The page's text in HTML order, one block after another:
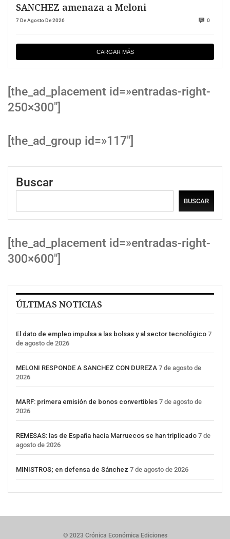
SANCHEZ amenaza a Meloni
7 De Agosto De 2026 0
CARGAR MÁS
[the_ad_placement id=»entradas-right-
250×300″]
[the_ad_group id=»117″]
Buscar
BUSCAR
[the_ad_placement id=»entradas-right-
300×600″]
ÚLTIMAS NOTICIAS
El dato de empleo impulsa a las bolsas y al sector tecnológico 7
de agosto de 2026
MELONI RESPONDE A SANCHEZ CON DUREZA 7 de agosto de
2026
MARF: primera emisión de bonos convertibles 7 de agosto de
2026
REMESAS: las de España hacia Marruecos se han triplicado 7 de
agosto de 2026
MINISTROS; en defensa de Sánchez 7 de agosto de 2026
© 2023 Crónica Económica Ediciones